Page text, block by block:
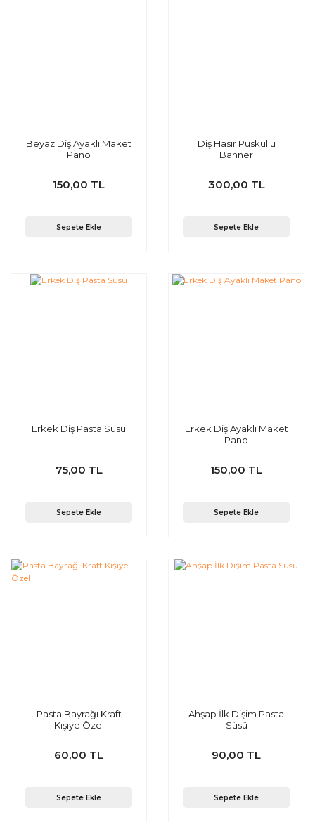
Beyaz Diş Ayaklı Maket
Pano
150,00 TL
Sepete Ekle
Diş Hasır Püsküllü
Banner
300,00 TL
Sepete Ekle
Erkek Diş Pasta Süsü
75,00 TL
Sepete Ekle
Erkek Diş Ayaklı Maket
Pano
150,00 TL
Sepete Ekle
Pasta Bayrağı Kraft
Kişiye Özel
60,00 TL
Sepete Ekle
Ahşap İlk Dişim Pasta
Süsü
90,00 TL
Sepete Ekle